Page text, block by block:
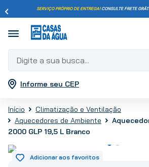
SERVIÇO PRÓPRIO DE ENTREGA!CONSULTE FRETE
Digite a sua busca...
Informe seu CEP
Climatização e Ventilação
Aquecedores de Ambiente
2000 GLP 19,5 L Branco
Termos mais buscados
porcelanato
3 º
piso
5
º
vaso sanitário